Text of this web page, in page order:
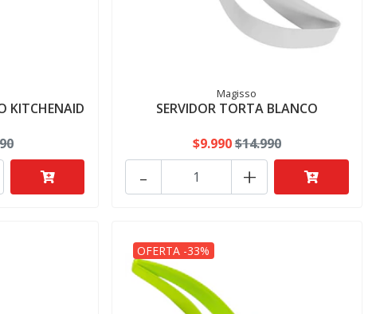
KITCHENAID
Magisso
SERVIDOR TORTA BLANCO
$9.990$14.990
+
-
OFERTA -33%